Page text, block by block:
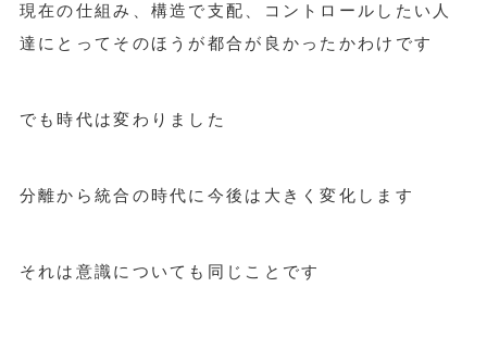
現在の仕組み、構造で支配、コントロールしたい人
達にとってそのほうが都合が良かったかわけです
でも時代は変わりました
分離から統合の時代に今後は大きく変化します
それは意識についても同じことです